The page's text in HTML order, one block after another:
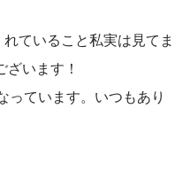
ていること私実は見てま
います！
っています。いつもあり